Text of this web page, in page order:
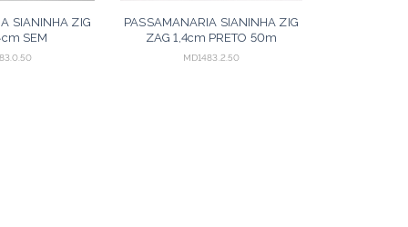
SIANINHA ZIG
SEM
50m
PASSAMANARIA SIANINHA ZIG
ZAG 1,4cm PRETO 50m
MD1483.2.50